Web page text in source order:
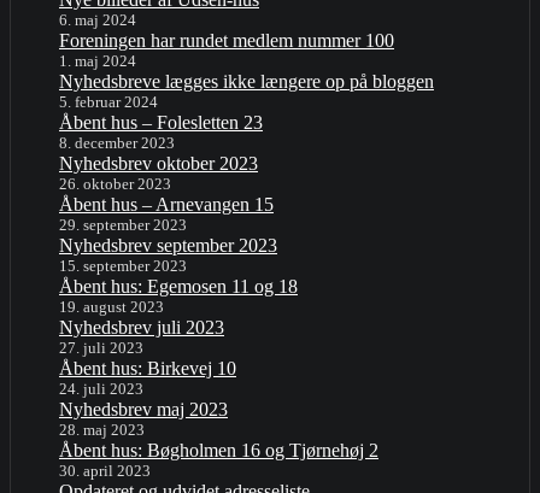
6. maj 2024
Foreningen har rundet medlem nummer 100
1. maj 2024
Nyhedsbreve lægges ikke længere op på bloggen
5. februar 2024
Åbent hus – Folesletten 23
8. december 2023
Nyhedsbrev oktober 2023
26. oktober 2023
Åbent hus – Arnevangen 15
29. september 2023
Nyhedsbrev september 2023
15. september 2023
Åbent hus: Egemosen 11 og 18
19. august 2023
Nyhedsbrev juli 2023
27. juli 2023
Åbent hus: Birkevej 10
24. juli 2023
Nyhedsbrev maj 2023
28. maj 2023
Åbent hus: Bøgholmen 16 og Tjørnehøj 2
30. april 2023